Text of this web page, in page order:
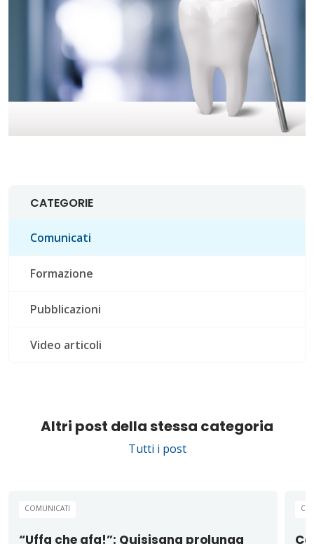
CATEGORIE
Comunicati
Formazione
Pubblicazioni
Video articoli
Altri post della stessa categoria
Tutti i post
COMUNICATI
“Uffa che afa!”: Quisisana prolunga